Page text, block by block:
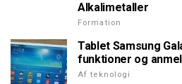
Alkalimetaller
Formation
Tablet Samsung
funktioner og
Af teknologi